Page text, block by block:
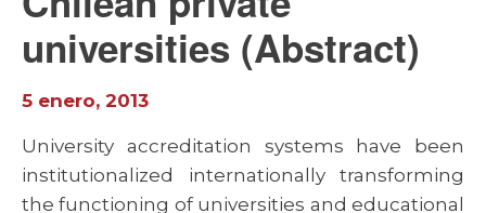
universities (Abstract)
5 enero, 2013
University accreditation systems have been
institutionalized internationally transforming
the functioning of universities and educational